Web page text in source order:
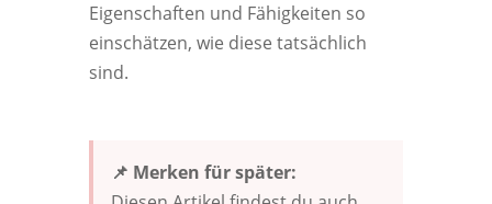
Eigenschaften und Fähigkeiten so
einschätzen, wie diese tatsächlich
sind.
📌 Merken für später: